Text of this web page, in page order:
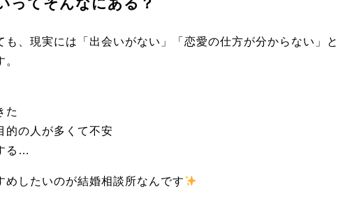
ってそんなにある？
も、現実には「出会いがない」「恋愛の仕方が分からない」と
た
的の人が多くて不安
る…
めしたいのが結婚相談所なんです